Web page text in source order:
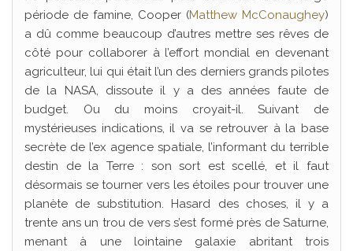
période de famine, Cooper (Matthew McConaughey)
a dû comme beaucoup d’autres mettre ses rêves de
côté pour collaborer à l’effort mondial en devenant
agriculteur, lui qui était l’un des derniers grands pilotes
de la NASA, dissoute il y a des années faute de
budget. Ou du moins croyait-il. Suivant de
mystérieuses indications, il va se retrouver à la base
secrète de l’ex agence spatiale, l’informant du terrible
destin de la Terre : son sort est scellé, et il faut
désormais se tourner vers les étoiles pour trouver une
planète de substitution. Hasard des choses, il y a
trente ans un trou de vers s’est formé près de Saturne,
menant à une lointaine galaxie abritant trois